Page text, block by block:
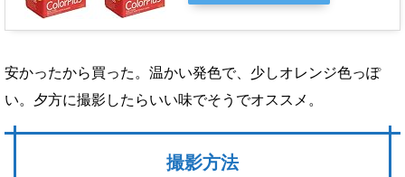
安かったから買った。温かい発色で、少しオレンジ色っぽ
い。夕方に撮影したらいい味でそうでオススメ。
撮影方法